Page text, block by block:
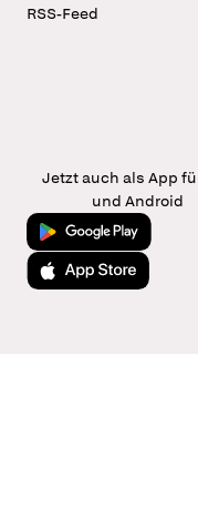
RSS-Feed
Jetzt auch als App
und Android
Jetzt bei Google Play
Laden im App Store